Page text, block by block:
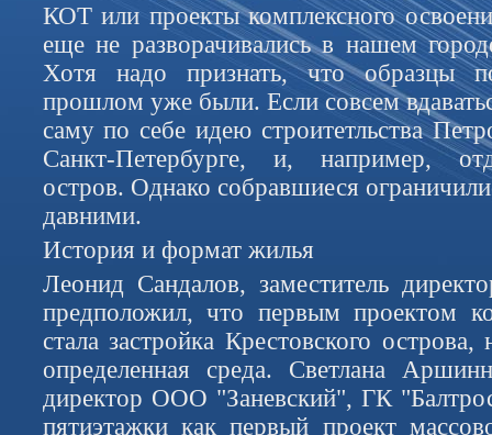
КОТ или проекты комплексного
еще не разворачивались в нашем
Хотя надо признать, что образцы
прошлом уже были. Если совсем
саму по себе идею строитетльства
Санкт-Петербурге, и, например,
остров. Однако собравшиеся
давними.
История и формат жилья
Леонид Сандалов, заместитель
предположил, что первым проектом
стала застройка Крестовского
определенная среда. Светлана
директор ООО "Заневский", ГК
пятиэтажки как первый проект